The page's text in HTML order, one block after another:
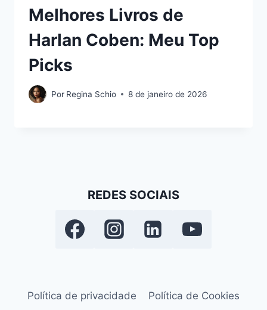
Melhores Livros de
Harlan Coben: Meu Top
Picks
Por Regina Schio 8 de janeiro de 2026
REDES SOCIAIS
Política de privacidade Política de Cookies